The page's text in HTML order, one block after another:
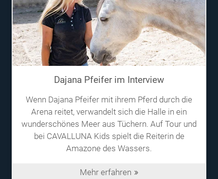
Dajana Pfeifer im Interview
Wenn Dajana Pfeifer mit ihrem Pferd durch die
Arena reitet, verwandelt sich die Halle in ein
wunderschönes Meer aus Tüchern. Auf Tour und
bei CAVALLUNA Kids spielt die Reiterin de
Amazone des Wassers.
Mehr erfahren